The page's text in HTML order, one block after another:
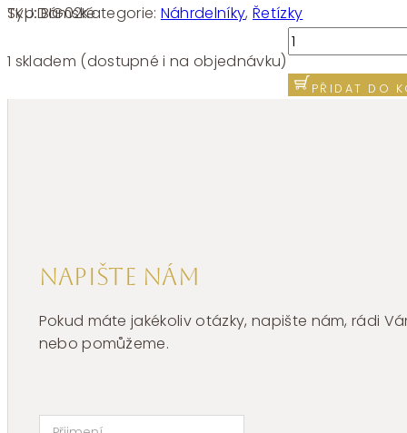
SKU:BIG02Kategorie: Náhrdelníky,Řetízky
Typ:Dámské
1 skladem (dostupné i na objednávku)
Náhrdelník
Brosway
Dreaming
BIG02
PŘIDAT DO
Napište nám
Pokud máte jakékoliv otázky, napište nám, rádi
nebo pomůžeme.